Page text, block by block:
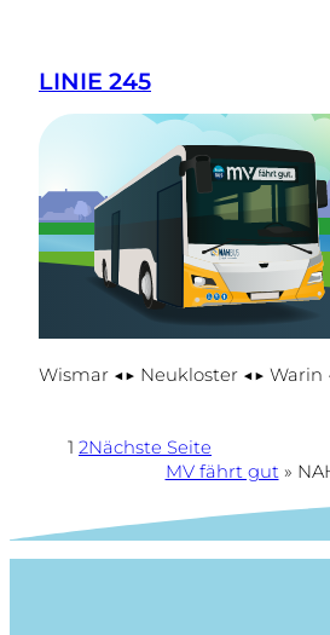
LINIE 245
Wismar ◀▶ Neukloster ◀▶
1 2Nächste Seite
MV fährt gut »